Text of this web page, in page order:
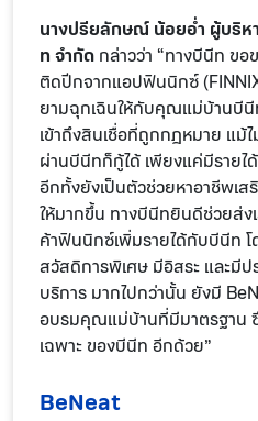
นางปรียลักษณ์ น้อยอ่ำ ผู้บริห
ท จำกัด กล่าวว่า “ทางบีนีท ข
ติดปีกจากแอปฟินนิกซ์
ยามฉุกเฉินให้กับคุณแม่บ้านบีนี
เข้าถึงสินเชื่อที่ถูกกฎหมาย แม้
ผ่านบีนีทก็กู้ได้ เพียงแค่มีราย
อีกทั้งยังเป็นตัวช่วยหาอาชีพเส
ให้มากขึ้น ทางบีนีทยินดีช่วยส่
ค้าฟินนิกซ์เพิ่มรายได้กับบีนีท
สวัสดิการพิเศษ มีอิสระ และมีป
บริการ มากไปกว่านั้น ยังมี
อบรมคุณแม่บ้านที่มีมาตรฐาน
เฉพาะ ของบีนีท อีกด้วย”
BeNeat